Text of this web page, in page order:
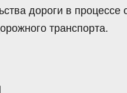
дороги в процессе
транспорта.